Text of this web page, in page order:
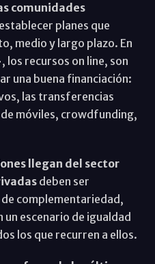
comunidades
planes que
medio y largo plazo. En
recursos on line, son
una buena financiación:
las transferencias
móviles, crowdfunding,
llegan del sector
deben ser
complementariedad,
un escenario de igualdad
los que recurren a ellos.